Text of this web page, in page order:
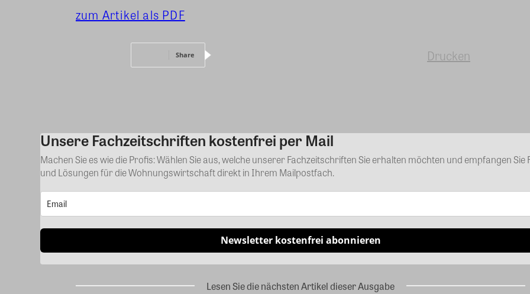
zum Artikel als PDF
Share Drucken
Kommentar
Unsere Fachzeitschriften kostenfrei per Mail
Machen Sie es wie die Profis: Wählen Sie aus, welche unserer Fachzeitschriften Sie erhalten möchten und empfangen Sie
und Lösungen für die Wohnungswirtschaft direkt in Ihrem Mailpostfach.
Newsletter kostenfrei abonnieren
Lesen Sie die nächsten Artikel dieser Ausgabe